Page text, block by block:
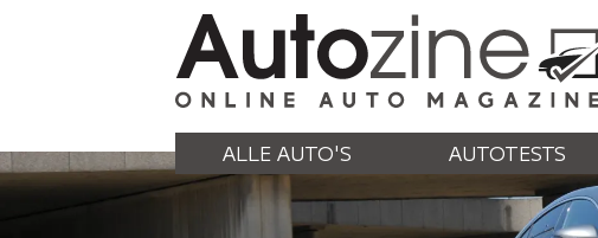
ALLE AUTO'S AUTOTESTS